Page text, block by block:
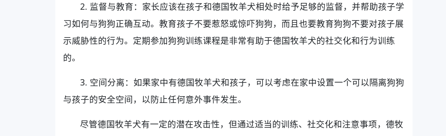
2. 监督与教育：家长应该在孩子和德国牧羊犬相处时给予足够的监督，并帮助孩子学
习如何与狗狗正确互动。教育孩子不要惹怒或惊吓狗狗，而且也要教育狗狗不要对孩子展
示威胁性的行为。定期参加狗狗训练课程是非常有助于德国牧羊犬的社交化和行为训练
的。
3. 空间分离：如果家中有德国牧羊犬和孩子，可以考虑在家中设置一个可以隔离狗狗
与孩子的安全空间，以防止任何意外事件发生。
尽管德国牧羊犬有一定的潜在攻击性，但通过适当的训练、社交化和注意事项，德牧